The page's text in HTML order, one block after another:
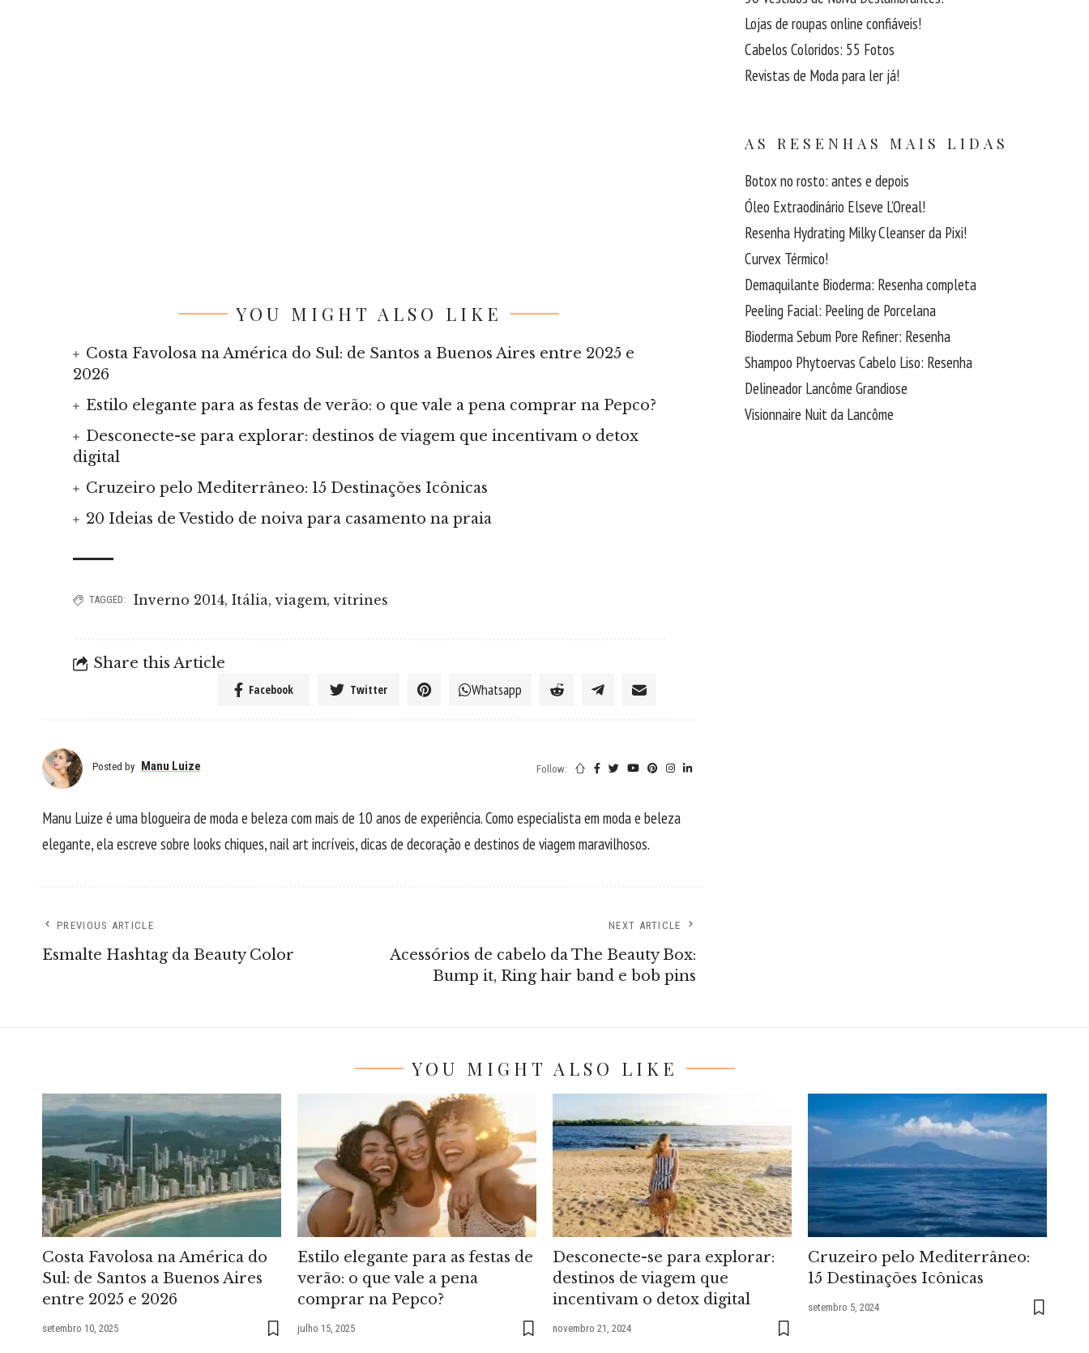
YOU MIGHT ALSO LIKE
Costa Favolosa na América do Sul: de Santos a Buenos Aires entre 2025 e
2026
Estilo elegante para as festas de verão: o que vale a pena comprar na Pepco?
Desconecte-se para explorar: destinos de viagem que incentivam o detox
digital
Cruzeiro pelo Mediterrâneo: 15 Destinações Icônicas
20 Ideias de Vestido de noiva para casamento na praia
TAGGED: Inverno 2014,Itália,viagem,vitrines
Share this Article
Facebook Twitter Whatsapp
Posted by Manu Luize Follow:
Manu Luize é uma blogueira de moda e beleza com mais de 10 anos de experiência. Como especialista em moda e beleza
elegante, ela escreve sobre looks chiques, nail art incríveis, dicas de decoração e destinos de viagem maravilhosos.
PREVIOUS ARTICLE
Esmalte Hashtag da Beauty Color
NEXT ARTICLE
Acessórios de cabelo da The Beauty Box:
Bump it, Ring hair band e bob pins
Lojas de roupas online confiáveis!
Cabelos Coloridos: 55 Fotos
Revistas de Moda para ler já!
AS RESENHAS MAIS LIDAS
Botox no rosto: antes e depois
Óleo Extraodinário Elseve L’Oreal!
Resenha Hydrating Milky Cleanser da Pixi!
Curvex Térmico!
Demaquilante Bioderma: Resenha completa
Peeling Facial: Peeling de Porcelana
Bioderma Sebum Pore Refiner: Resenha
Shampoo Phytoervas Cabelo Liso: Resenha
Delineador Lancôme Grandiose
Visionnaire Nuit da Lancôme
YOU MIGHT ALSO LIKE
Costa Favolosa na América do
Sul: de Santos a Buenos Aires
entre 2025 e 2026
setembro 10, 2025
Estilo elegante para as festas de
verão: o que vale a pena
comprar na Pepco?
julho 15, 2025
Desconecte-se para explorar:
destinos de viagem que
incentivam o detox digital
novembro 21, 2024
Cruzeiro pelo Mediterrâneo:
15 Destinações Icônicas
setembro 5, 2024